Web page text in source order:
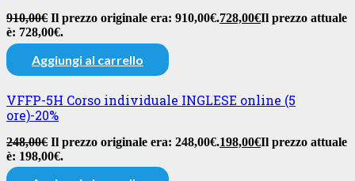
910,00€ Il prezzo originale era: 910,00€.728,00€Il prezzo attuale
è: 728,00€.
Aggiungi al carrello
VFFP-5H Corso individuale INGLESE online (5
ore)-20%
248,00€ Il prezzo originale era: 248,00€.198,00€Il prezzo attuale
è: 198,00€.